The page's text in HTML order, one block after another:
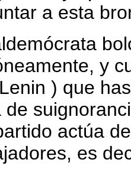
a esta
y
) que
de
actúa
es